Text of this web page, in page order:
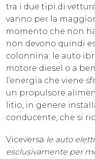
tra i due tipi di
vanno per la
momento che non
non devono quindi
colonnina: le auto
motore diesel o a
l’energia che viene
un propulsore
litio, in genere
conducente, che si
Viceversa le auto
esclusivamente per